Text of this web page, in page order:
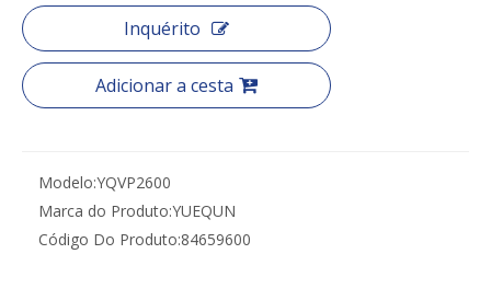
Inquérito
Adicionar a cesta
Modelo:YQVP2600
Marca do Produto:YUEQUN
Código Do Produto:84659600